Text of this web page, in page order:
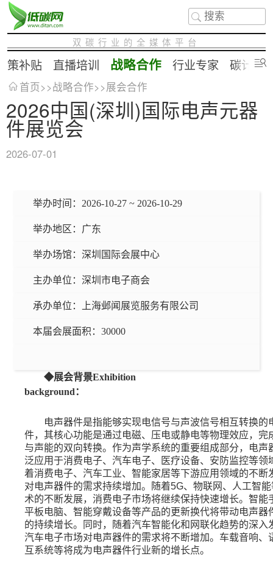
双碳行业的全媒体平台
策补贴 直播培训 战略合作 行业专家 碳计算
首页>>战略合作>>展会合作
2026中国(深圳)国际电声元器
件展览会
2026-07-01
举办时间： 2026-10-27 ~ 2026-10-29
举办地区： 广东
举办场馆： 深圳国际会展中心
主办单位： 深圳市电子商会
承办单位： 上海邺闻展览服务有限公司
本届会展面积： 30000
◆展会背景Exhibition
background：
电声器件是指能够实现电信号与声波信号相互转换的
件，其核心功能是通过电磁、压电或静电等物理效应，完
与声能的双向转换。作为声学系统的重要组成部分，电声
泛应用于消费电子、汽车电子、医疗设备、安防监控等领
着消费电子、汽车工业、智能家居等下游应用领域的不断
对电声器件的需求持续增加。随着5G、物联网、人工智
术的不断发展，消费电子市场将继续保持快速增长。智能
平板电脑、智能穿戴设备等产品的更新换代将带动电声器
的持续增长。同时，随着汽车智能化和网联化趋势的深入
汽车电子市场对电声器件的需求将不断增加。车载音响、
互系统等将成为电声器件行业新的增长点。